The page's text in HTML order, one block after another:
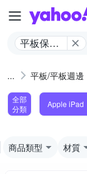
平板保護
平板/平板週邊
全部
分類
Apple iPad
商品類型 材質